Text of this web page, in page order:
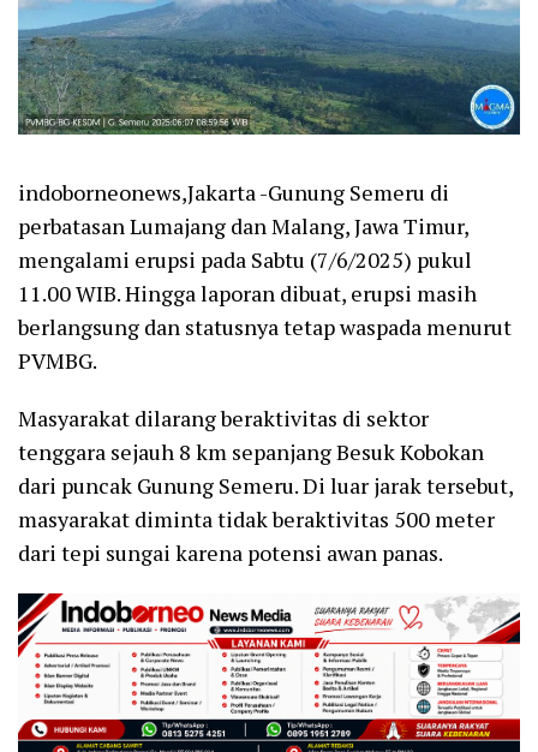
indoborneonews,Jakarta -Gunung Semeru di
perbatasan Lumajang dan Malang, Jawa Timur,
mengalami erupsi pada Sabtu (7/6/2025) pukul
11.00 WIB. Hingga laporan dibuat, erupsi masih
berlangsung dan statusnya tetap waspada menurut
PVMBG.
Masyarakat dilarang beraktivitas di sektor
tenggara sejauh 8 km sepanjang Besuk Kobokan
dari puncak Gunung Semeru. Di luar jarak tersebut,
masyarakat diminta tidak beraktivitas 500 meter
dari tepi sungai karena potensi awan panas.